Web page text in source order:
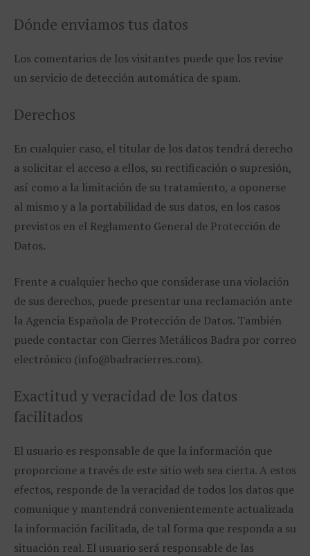
Dónde enviamos tus datos
Los comentarios de los visitantes puede que los revise
un servicio de detección automática de spam.
Derechos
En cualquier caso, el titular de los datos tendrá derecho
a solicitar el acceso a ellos, su rectificación o supresión,
así como a la limitación de su tratamiento, a oponerse
al mismo y a la portabilidad de sus datos, en los casos
previstos en el Reglamento General de Protección de
Datos.
Frente a cualquier hecho que considerase una violación
de sus derechos, puede presentar una reclamación ante
la Agencia Española de Protección de Datos. También
puede contactar con Cierres Metálicos Badra por correo
electrónico (info@badracierres.com).
Exactitud y veracidad de los datos
facilitados
El usuario es responsable de que la información que
proporcione a través de este sitio web sea cierta. A estos
efectos, responde de la veracidad de todos los datos que
comunique y mantendrá convenientemente actualizada
la información facilitada, de tal forma que responda a su
situación real. El usuario será responsable de las